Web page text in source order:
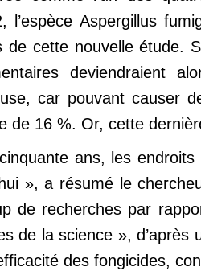
l’espèce Aspergillus
de cette nouvelle étude.
deviendraient
car pouvant causer
de 16 %. Or, cette
ans, les
», a résumé le
de recherches par
de la science »,
des fongicides,